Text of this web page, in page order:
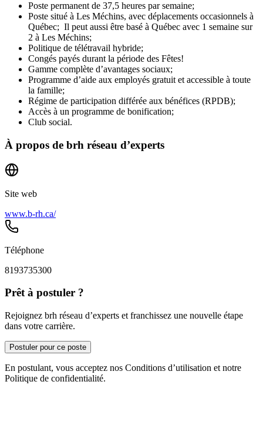
Poste permanent de 37,5 heures par semaine;
Poste situé à Les Méchins, avec déplacements occasionnels à
Québec; Il peut aussi être basé à Québec avec 1 semaine sur
2 à Les Méchins;
Politique de télétravail hybride;
Congés payés durant la période des Fêtes!
Gamme complète d’avantages sociaux;
Programme d’aide aux employés gratuit et accessible à toute
la famille;
Régime de participation différée aux bénéfices (RPDB);
Accès à un programme de bonification;
Club social.
À propos de brh réseau d’experts
Site web
www.b-rh.ca/
Téléphone
8193735300
Prêt à postuler ?
Rejoignez brh réseau d’experts et franchissez une nouvelle étape
dans votre carrière.
Postuler pour ce poste
En postulant, vous acceptez nos Conditions d’utilisation et notre
Politique de confidentialité.